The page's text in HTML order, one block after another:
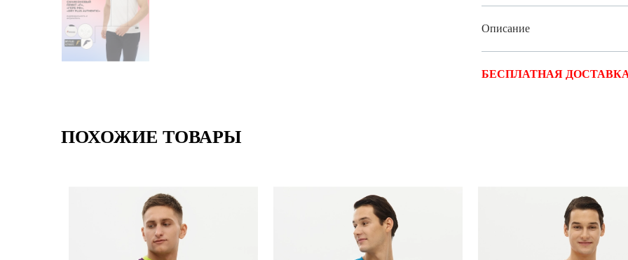
Описание
БЕСПЛАТНАЯ
ПОХОЖИЕ ТОВАРЫ